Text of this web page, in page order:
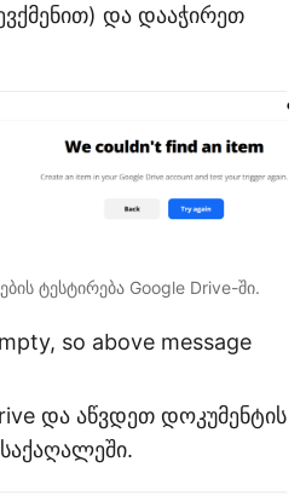
და დააჭირეთ
ტესტირება Google Drive-ში.
so above message
და აწვდეთ დოკუმენტის